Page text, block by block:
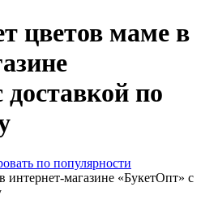
цветов маме в
по
по популярности
интернет-магазине «БукетОпт» с